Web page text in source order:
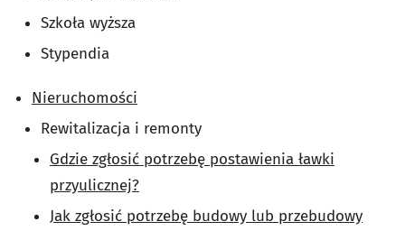
Szkoła wyższa
Stypendia
Nieruchomości
Rewitalizacja i remonty
Gdzie zgłosić potrzebę postawienia ławki
przyulicznej?
Jak zgłosić potrzebę budowy lub przebudowy